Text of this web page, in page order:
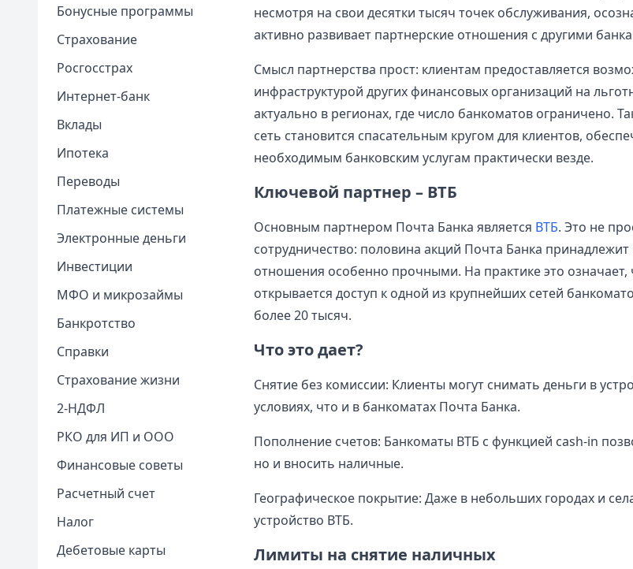
Бонусные программы
Страхование
Росгосстрах
Интернет-банк
Вклады
Ипотека
Переводы
Платежные системы
Электронные деньги
Инвестиции
МФО и микрозаймы
Банкротство
Справки
Страхование жизни
2-НДФЛ
РКО для ИП и ООО
Финансовые советы
Расчетный счет
Налог
Дебетовые карты
несмотря на свои десятки тысяч точек обслуживания,
активно развивает партнерские отношения с другими
Смысл партнерства прост: клиентам предоставляется
инфраструктурой других финансовых организаций на
актуально в регионах, где число банкоматов ограничено.
сеть становится спасательным кругом для клиентов,
необходимым банковским услугам практически везде.
Ключевой партнер – ВТБ
Основным партнером Почта Банка является ВТБ. Это не
сотрудничество: половина акций Почта Банка принадлежит
отношения особенно прочными. На практике это означает,
открывается доступ к одной из крупнейших сетей
более 20 тысяч.
Что это дает?
Снятие без комиссии: Клиенты могут снимать деньги в
условиях, что и в банкоматах Почта Банка.
Пополнение счетов: Банкоматы ВТБ с функцией cash-in
но и вносить наличные.
Географическое покрытие: Даже в небольших городах и
устройство ВТБ.
Лимиты на снятие наличных